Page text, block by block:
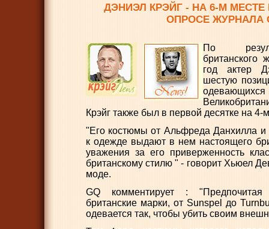
ДЭНИЭЛ КРЭЙГ - НА 6-М
ОПРОСЕ ЖУРНАЛА
По
британского
год актер
шестую
Крэйг также был в первой десятке на 4-
"Его костюмы от Альфреда Данхилла
к одежде выдают в нем настоящего
уважения за его приверженность
британскому стилю " - говорит Хьюел
моде.
GQ комментирует : "Предпочитая
британские марки, от Sunspel до
одевается так, чтобы убить своим